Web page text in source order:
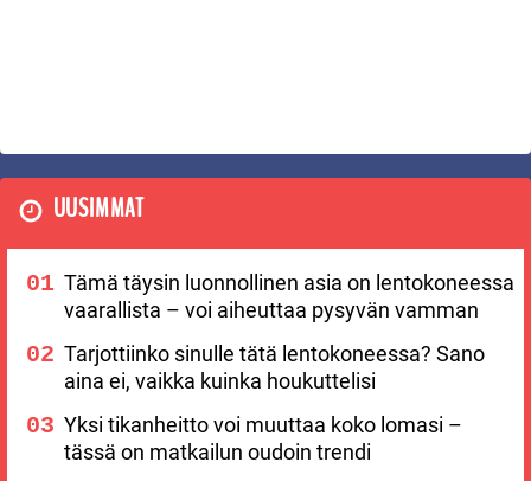
UUSIMMAT
Tämä täysin luonnollinen asia on lentokoneessa
vaarallista – voi aiheuttaa pysyvän vamman
Tarjottiinko sinulle tätä lentokoneessa? Sano
aina ei, vaikka kuinka houkuttelisi
Yksi tikanheitto voi muuttaa koko lomasi –
tässä on matkailun oudoin trendi